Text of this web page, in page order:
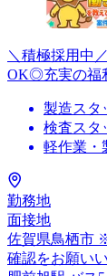
＼積極採用中
OK◎充実の福
製造スタ
検査スタ
軽作業・
勤務地
面接地
佐賀県鳥栖市
確認をお願い